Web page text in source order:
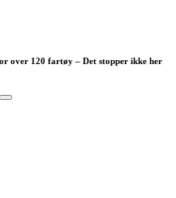
over 120 fartøy – Det stopper ikke her